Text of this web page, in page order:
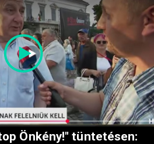
Önkény!" tüntetésen: